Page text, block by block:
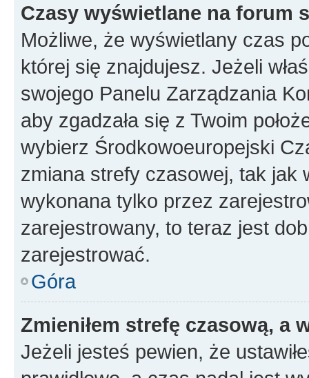
Czasy wyświetlane na forum
Możliwe, że wyświetlany czas
której się znajdujesz. Jeżeli
swojego Panelu Zarządzania
aby zgadzała się z Twoim
wybierz Środkowoeuropejski
zmiana strefy czasowej, tak jak
wykonana tylko przez
zarejestrowany, to teraz jest
zarejestrować.
Góra
Zmieniłem strefę czasową, a
Jeżeli jesteś pewien, że